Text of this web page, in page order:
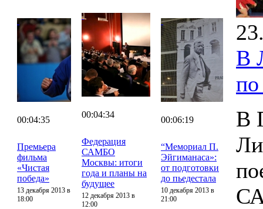
00:04:35
Премьера
фильма
«Чистая
победа»
13 декабря 2013 в
18:00
00:04:34
Федерация
САМБО
Москвы: итоги
года и планы на
будущее
12 декабря 2013 в
12:00
00:06:19
“Мемориал П.
Эйгиманаса»:
от подготовки
до пьедестала
10 декабря 2013 в
21:00
В
В